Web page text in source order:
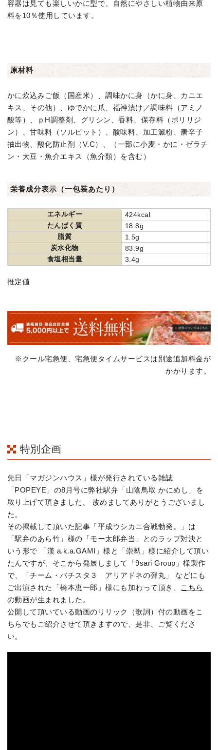
容器は見ても楽しいかに型で、自然にやさしい植物由来原
料を10％使用しています。
原材料
かに炊込みご飯（国産米）、調味かに身（かに身、カニエ
キス、その他）、ゆでかに爪、福神漬け／調味料（アミノ
酸等）、ｐH調整剤、グリシン、香料、保存料（ポリリジ
ン）、甘味料（ソルビット）、酸味料、加工澱粉、唐辛子
抽出物、酸化防止剤（V.C）、（一部に小麦・かに・ゼラチ
ン・大豆・魚介エキス（魚介類）を含む）
栄養成分表示（一包装あたり）
エネルギー
424kcal
たんぱく質
18.8g
脂質
1.5g
炭水化物
83.9g
食塩相当量
3.4g
推定値
※クール宅急便、宅急便タイムサービスは別途追加料金が
かかります。
特別企画
先日「マガジンハウス」様が発行されている雑誌
「POPEYE」の8月号に弊社駅弁「山陰鳥取 かにめし」を
取り上げて頂きました。 改めましてありがとうございまし
た。
その掲載して頂いた記事「平成ウシカニ合戦勃発。」は
「駅弁のあら竹」様の「モー太郎弁当」とのラップ対決と
いう形で 「漢 a.k.a.GAMI」様と「崇勲」様に紹介して頂い
たんですが、そこから発展しまして「9sari Group」様製作
で、「チーム・バチスタ３ アリアドネの弾丸」 などにも
ご出演された「橋本恵一郎」様にも加わって頂き、 こちら
の動画が生まれました。
公開して頂いている動画のリリック（歌詞）付の動画をこ
ちらでもご紹介させて頂きますので、是非、ご覧くださ
い。